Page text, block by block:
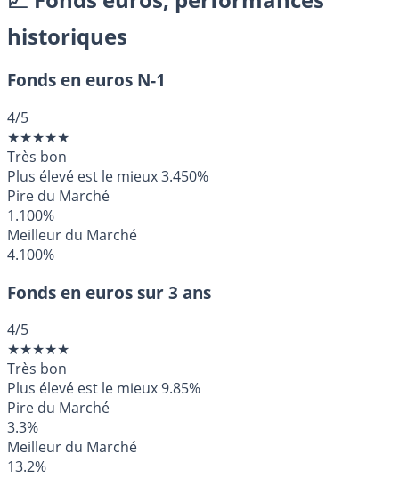
historiques
Fonds en euros N-1
4/5
★★★★★
Très bon
Plus élevé est le mieux3.450%
Pire du Marché
1.100%
Meilleur du Marché
4.100%
Fonds en euros sur 3 ans
4/5
★★★★★
Très bon
Plus élevé est le mieux9.85%
Pire du Marché
3.3%
Meilleur du Marché
13.2%